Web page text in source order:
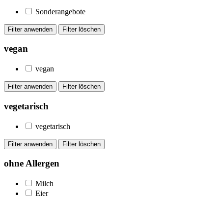
Sonderangebote
vegan
vegan
vegetarisch
vegetarisch
ohne Allergen
Milch
Eier